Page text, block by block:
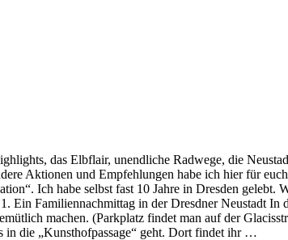
das Elbflair, unendliche Radwege, die
Aktionen und Empfehlungen habe ich hier für
Ich habe selbst fast 10 Jahre in Dresden
Ein Familiennachmittag in der Dresdner Neustadt
machen. (Parkplatz findet man auf der
in die „Kunsthofpassage“ geht. Dort findet ihr …